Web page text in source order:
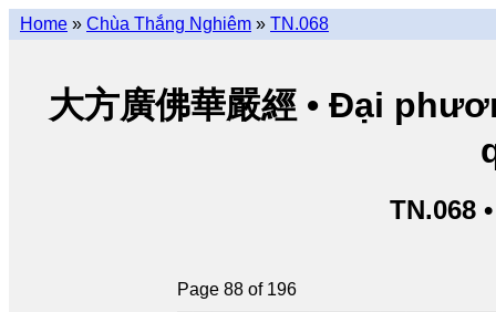
Home » Chùa Thắng Nghiêm » TN.068
大方廣佛華嚴經 • Đại
TN.068
Page 88 of 196